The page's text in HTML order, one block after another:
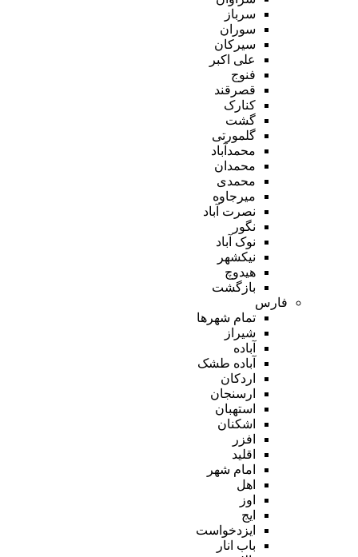
سرباز
سوران
سیرکان
علی اکبر
فنوج
قصرقند
کنارک
گشت
گلمورتی
محمدآباد
محمدان
محمدی
میرجاوه
نصرت آباد
نگور
نوک آباد
نیکشهر
هیدوچ
بازگشت
فارس
تمام شهر‌ها
شیراز
آباده
آباده طشک
اردکان
ارسنجان
استهبان
اشکنان
افزر
اقلید
امام شهر
اهل
اوز
ایج
ایزدخواست
باب انار